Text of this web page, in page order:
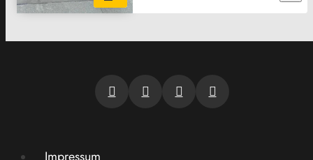
Impressum